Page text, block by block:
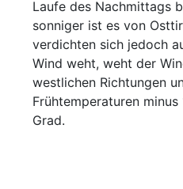
Laufe des Nachmittags
sonniger ist es von
verdichten sich jedoch
Wind weht, weht der
westlichen Richtungen
Frühtemperaturen
Grad.